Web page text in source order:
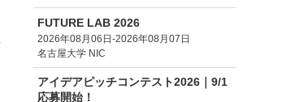
FUTURE LAB 2026
2026年08月06日-2026年08月07日
名古屋大学 NIC
アイデアピッチコンテスト2026｜9/1
応募開始！